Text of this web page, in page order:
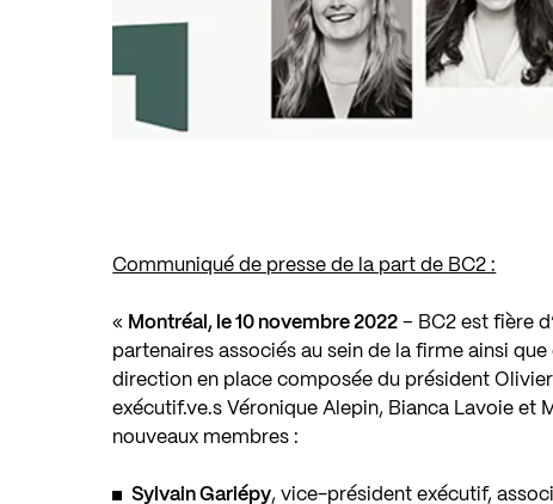
Communiqué de presse de la part de BC2 :
« Montréal, le 10 novembre 2022 – BC2 est fière
partenaires associés au sein de la firme ainsi
direction en place composée du président
exécutif.ve.s Véronique Alepin, Bianca Lavoie et
nouveaux membres :
Sylvain Gariépy, vice-président exécutif,